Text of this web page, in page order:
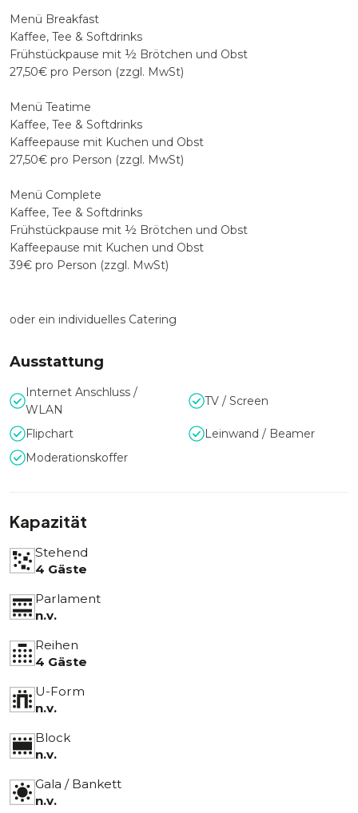
Menü Breakfast
Kaffee, Tee & Softdrinks
Frühstückpause mit ½ Brötchen und Obst
27,50€ pro Person (zzgl. MwSt)
Menü Teatime
Kaffee, Tee & Softdrinks
Kaffeepause mit Kuchen und Obst
27,50€ pro Person (zzgl. MwSt)
Menü Complete
Kaffee, Tee & Softdrinks
Frühstückpause mit ½ Brötchen und Obst
Kaffeepause mit Kuchen und Obst
39€ pro Person (zzgl. MwSt)
oder ein individuelles Catering
Ausstattung
Internet Anschluss /
WLAN
TV / Screen
Flipchart
Leinwand / Beamer
Moderationskoffer
Kapazität
Stehend
4 Gäste
Parlament
n.v.
Reihen
4 Gäste
U-Form
n.v.
Block
n.v.
Gala / Bankett
n.v.